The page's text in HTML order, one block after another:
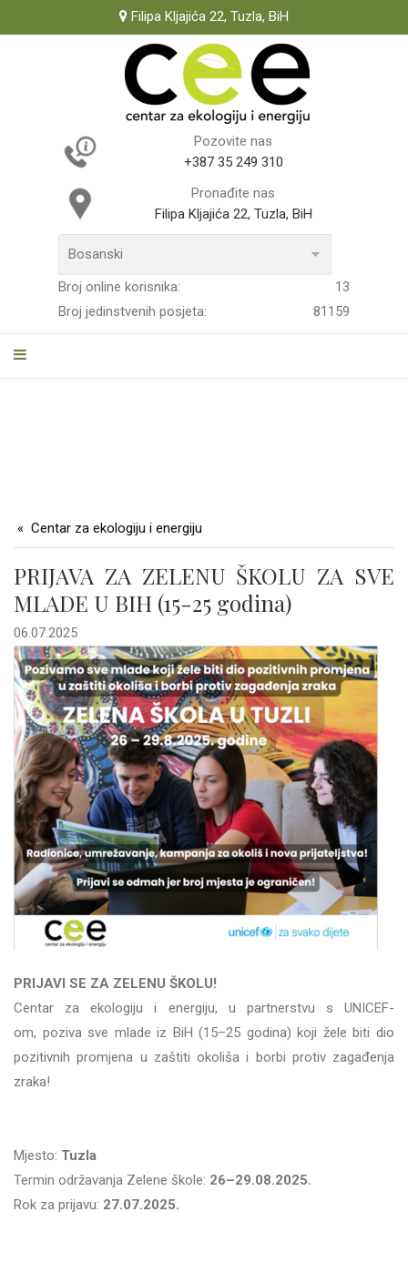
Filipa Kljajića 22, Tuzla, BiH
Pozovite nas
+387 35 249 310
Pronađite nas
Filipa Kljajića 22, Tuzla, BiH
Broj online korisnika:
13
Broj jedinstvenih posjeta:
81159
Centar za ekologiju i energiju
PRIJAVA ZA ZELENU ŠKOLU ZA SVE
MLADE U BIH (15-25 godina)
06.07.2025
PRIJAVI SE ZA ZELENU ŠKOLU!
Centar za ekologiju i energiju, u partnerstvu s UNICEF-
om, poziva sve mlade iz BiH (15–25 godina) koji žele biti dio
pozitivnih promjena u zaštiti okoliša i borbi protiv zagađenja
zraka!
Mjesto: Tuzla
Termin održavanja Zelene škole: 26–29.08.2025.
Rok za prijavu: 27.07.2025.